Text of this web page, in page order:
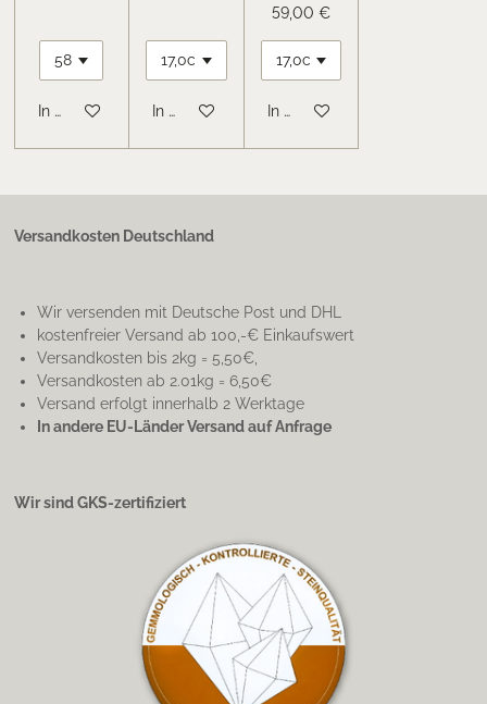
In den WarenkorbIn den Warenkorb
59,00 €
In den Warenkorb
Versandkosten Deutschland
Wir versenden mit Deutsche Post und DHL
kostenfreier Versand ab 100,-€ Einkaufswert
Versandkosten bis 2kg = 5,50€,
Versandkosten ab 2.01kg = 6,50€
Versand erfolgt innerhalb 2 Werktage
In andere EU-Länder Versand auf Anfrage
Wir sind GKS-zertifiziert